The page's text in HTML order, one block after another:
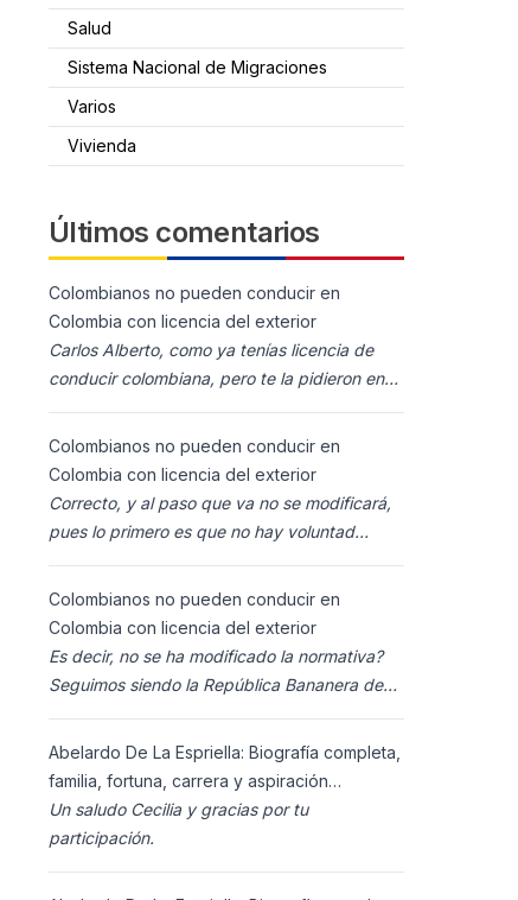
Salud
Sistema Nacional de Migraciones
Varios
Vivienda
Últimos comentarios
Colombianos no pueden conducir en
Colombia con licencia del exterior
Carlos Alberto, como ya tenías licencia de
conducir colombiana, pero te la pidieron en
Colombia (s
Colombianos no pueden conducir en
Colombia con licencia del exterior
Correcto, y al paso que va no se modificará,
pues lo primero es que no hay voluntad
ciudadanos n
Colombianos no pueden conducir en
Colombia con licencia del exterior
Es decir, no se ha modificado la normativa?
Seguimos siendo la República Bananera de
Abelardo De La Espriella: Biografía completa,
familia, fortuna, carrera y aspiración
presidencial 2026.
Un saludo Cecilia y gracias por tu
participación.